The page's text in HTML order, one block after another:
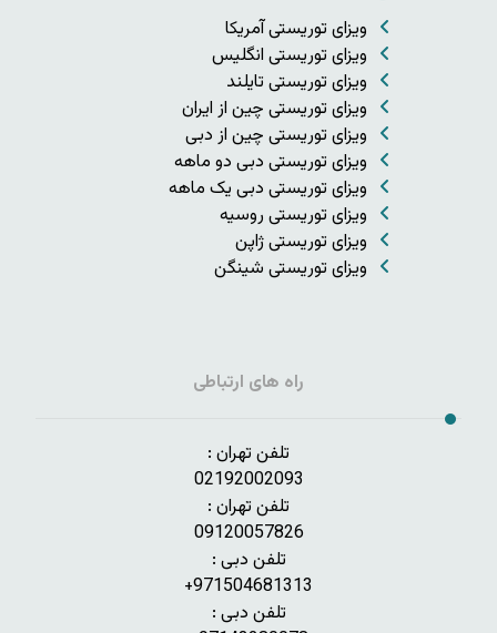
ویزای توریستی آمریکا
ویزای توریستی انگلیس
ویزای توریستی تایلند
ویزای توریستی چین از ایران
ویزای توریستی چین از دبی
ویزای توریستی دبی دو ماهه
ویزای توریستی دبی یک ماهه
ویزای توریستی روسیه
ویزای توریستی ژاپن
ویزای توریستی شینگن
راه های ارتباطی
تلفن تهران :
02192002093
تلفن تهران :
09120057826
تلفن دبی :
971504681313+
تلفن دبی :